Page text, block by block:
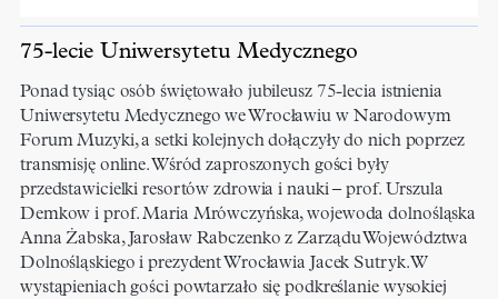
75-lecie Uniwersytetu Medycznego
Ponad tysiąc osób świętowało jubileusz 75-lecia istnienia
Uniwersytetu Medycznego we Wrocławiu w Narodowym
Forum Muzyki, a setki kolejnych dołączyły do nich poprzez
transmisję online. Wśród zaproszonych gości były
przedstawicielki resortów zdrowia i nauki – prof. Urszula
Demkow i prof. Maria Mrówczyńska, wojewoda dolnośląska
Anna Żabska, Jarosław Rabczenko z Zarządu Województwa
Dolnośląskiego i prezydent Wrocławia Jacek Sutryk. W
wystąpieniach gości powtarzało się podkreślanie wysokiej